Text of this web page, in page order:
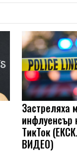
Застреляха
инфлуенсър
ТикТок
ВИДЕО)